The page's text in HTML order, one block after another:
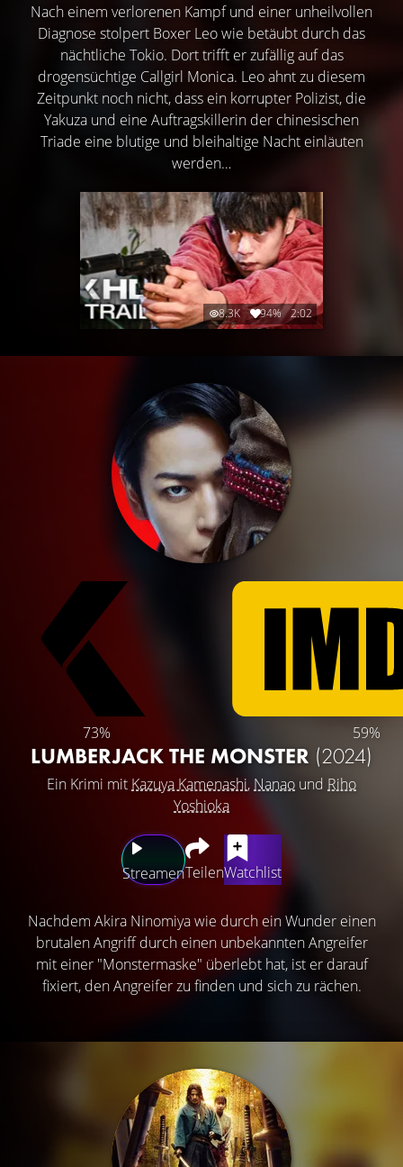
Nach einem verlorenen Kampf und einer unheilvollen
Diagnose stolpert Boxer Leo wie betäubt durch das
nächtliche Tokio. Dort trifft er zufällig auf das
drogensüchtige Callgirl Monica. Leo ahnt zu diesem
Zeitpunkt noch nicht, dass ein korrupter Polizist, die
Yakuza und eine Auftragskillerin der chinesischen
Triade eine blutige und bleihaltige Nacht einläuten
werden…
8.3K 94% 2:02
73% 59%
LUMBERJACK THE MONSTER (2024)
Ein Krimi mit Kazuya Kamenashi, Nanao und Riho
Yoshioka
StreamenTeilenWatchlist
Nachdem Akira Ninomiya wie durch ein Wunder einen
brutalen Angriff durch einen unbekannten Angreifer
mit einer "Monstermaske" überlebt hat, ist er darauf
fixiert, den Angreifer zu finden und sich zu rächen.